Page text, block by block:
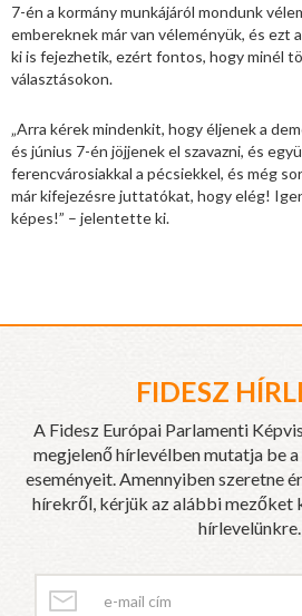
7-én a kormány munkájáról mondunk
embereknek már van véleményük, és ezt
ki is fejezhetik, ezért fontos, hogy minél
választásokon.
„Arra kérek mindenkit, hogy éljenek a
és június 7-én jöjjenek el szavazni, és
ferencvárosiakkal a pécsiekkel, és még
már kifejezésre juttatókat, hogy elég!
képes!” – jelentette ki.
FIDESZ
A Fidesz Európai Parlamenti
megjelenő hírlevélben mutatja be
eseményeit. Amennyiben szeretne
hírekről, kérjük az alábbi
hírlevelünkre.